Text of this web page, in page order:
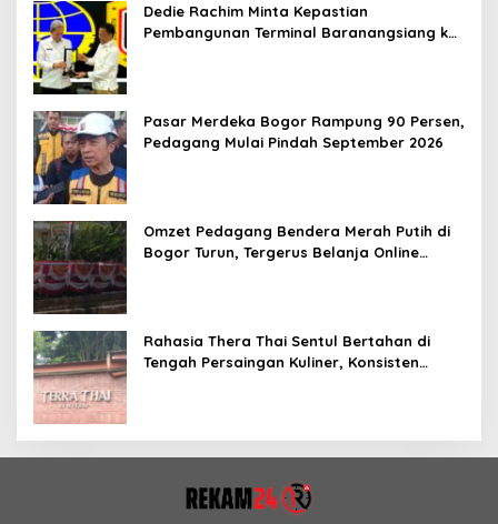
Dedie Rachim Minta Kepastian
Pembangunan Terminal Baranangsiang ke
Pasar Merdeka Bogor Rampung 90 Persen,
Pedagang Mulai Pindah September 2026
Omzet Pedagang Bendera Merah Putih di
Bogor Turun, Tergerus Belanja Online
Rahasia Thera Thai Sentul Bertahan di
Tengah Persaingan Kuliner, Konsisten